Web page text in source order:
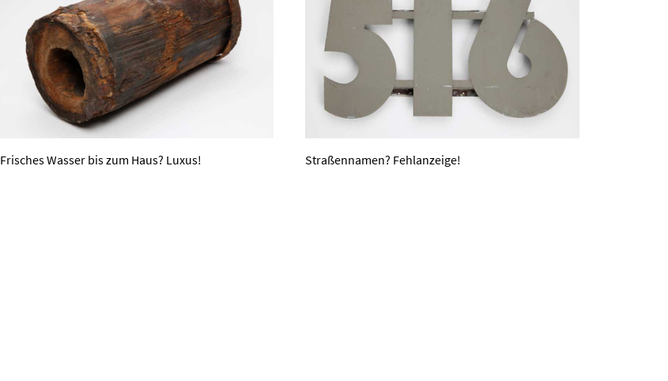
Frisches Wasser bis zum Haus? Luxus! Straßennamen? Fehlanzeige!